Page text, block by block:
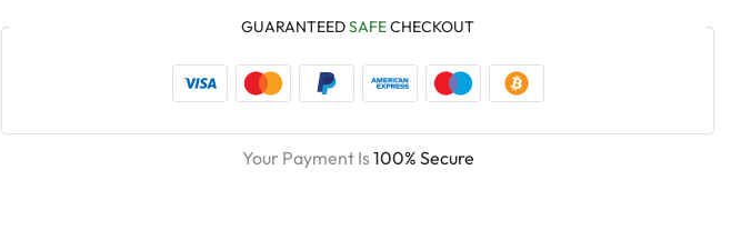
GUARANTEEDSAFECHECKOUT
Your Payment Is100% Secure